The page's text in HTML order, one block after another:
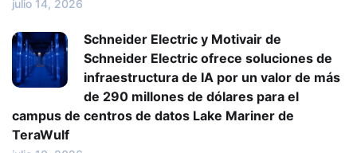
julio 14, 2026
Schneider Electric y Motivair de
Schneider Electric ofrece soluciones de
infraestructura de IA por un valor de más
de 290 millones de dólares para el
campus de centros de datos Lake Mariner de
TeraWulf